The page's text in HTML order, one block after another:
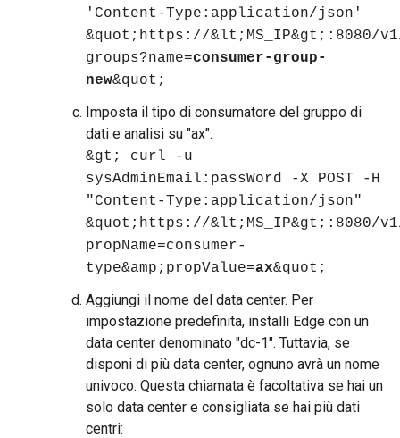
'Content-Type:application/json'
&quot;https://&lt;MS_IP&gt;:8080/
groups?name=consumer-group-
new&quot;
Imposta il tipo di consumatore del gruppo di
dati e analisi su "ax":
&gt; curl -u
sysAdminEmail:passWord -X POST -H
"Content-Type:application/json"
&quot;https://&lt;MS_IP&gt;:8080/
propName=consumer-
type&amp;propValue=ax&quot;
Aggiungi il nome del data center. Per
impostazione predefinita, installi Edge con un
data center denominato "dc-1". Tuttavia, se
disponi di più data center, ognuno avrà un nome
univoco. Questa chiamata è facoltativa se hai un
solo data center e consigliata se hai più dati
centri: